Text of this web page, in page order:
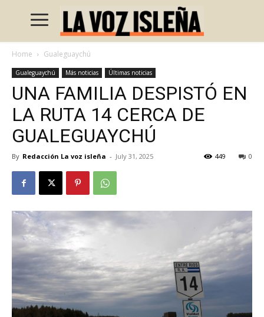
Home Gualeguaychú
Gualeguaychú Más noticias Últimas noticias
UNA FAMILIA DESPISTÓ EN
LA RUTA 14 CERCA DE
GUALEGUAYCHÚ
By Redacción La voz isleña - July 31, 2025 0
449